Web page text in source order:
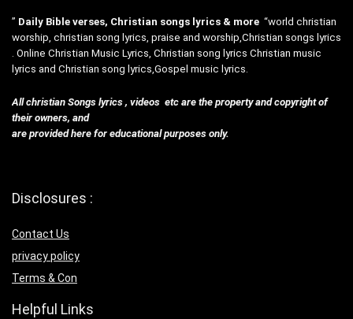
” Daily Bible verses, Christian songs lyrics & more “world christian
worship, christian song lyrics, praise and worship,Christian songs lyrics
. Online Christian Music Lyrics, Christian song lyrics Christian music
lyrics and Christian song lyrics,Gospel music lyrics.
All christian Songs lyrics , videos etc are the property and copyright of
their owners, and
are provided here for educational purposes only.
Disclosures :
Contact Us
privacy policy
Terms & Con
Helpful Links